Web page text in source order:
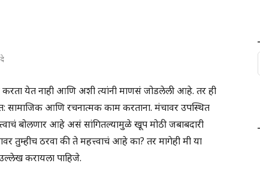
येत नाही आणि अशी त्यांनी माणसं जोडलेली आहे. तर ही
आणि रचनात्मक काम करताना. मंचावर उपस्थित
बोलणार आहे असं सांगितल्यामुळे खूप मोठी जबाबदारी
तुम्हीच ठरवा की ते महत्त्वाचं आहे का? तर मागेही मी या
उल्लेख करायला पाहिजे.